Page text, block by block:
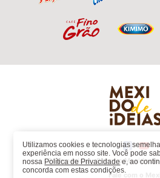
Utilizamos cookies e tecnologias
experiência em nosso site. Você pode
nossa Política de Privacidade e, ao
concorda com estas condições.
Página Inicial Sobre o Mexido de
Fale com o